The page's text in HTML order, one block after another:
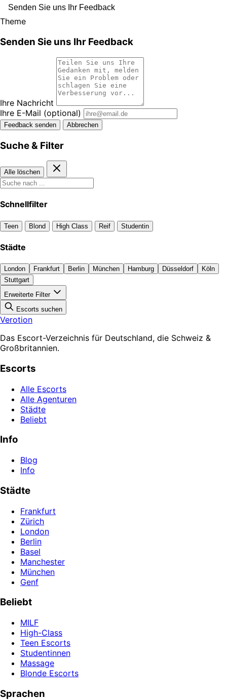
Senden Sie uns Ihr Feedback
Theme
Senden Sie uns Ihr Feedback
Ihre Nachricht
Ihre E-Mail (optional)
Feedback senden Abbrechen
Suche & Filter
Alle löschen
Schnellfilter
Teen Blond High Class Reif Studentin
Städte
London Frankfurt Berlin München Hamburg Düsseldorf
Köln
Stuttgart
Erweiterte Filter
Escorts suchen
Verotion
Das Escort-Verzeichnis für Deutschland, die Schweiz &
Großbritannien.
Escorts
Alle Escorts
Alle Agenturen
Städte
Beliebt
Info
Blog
Info
Städte
Frankfurt
Zürich
London
Berlin
Basel
Manchester
München
Genf
Beliebt
MILF
High-Class
Teen Escorts
Studentinnen
Massage
Blonde Escorts
Sprachen